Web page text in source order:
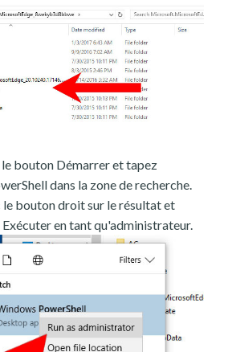
bouton Démarrer et tapez
dans la zone de recherche.
le bouton droit sur le résultat et
en tant qu'administrateur.